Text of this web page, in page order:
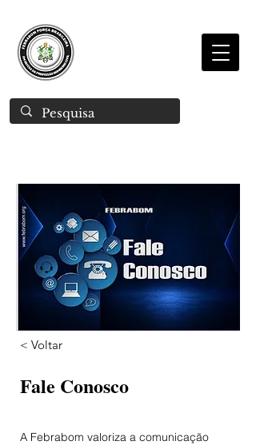
< Voltar
Fale Conosco
A Febrabom valoriza a comunicação